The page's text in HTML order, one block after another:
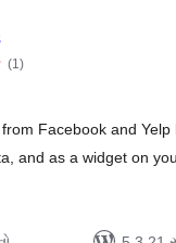
(1કુલ
રેટિંગ્સ
)
Facebook and
and as a widget on